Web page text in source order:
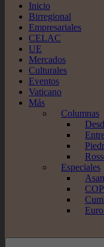
Inicio
Birregional
Empresariales
CELAC
UE
Mercados
Culturales
Eventos
Vaticano
Más
Columnas
Especiales